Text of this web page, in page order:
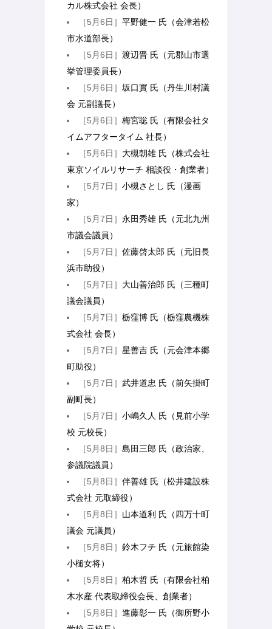
カル株式会社 会長）
［5月6日］平野健一 氏（会津若松
市水道部長）
［5月6日］渡辺晋 氏（元郡山市選
挙管理委員長）
［5月6日］坂口實 氏（丹生川村議
会 元副議長）
［5月6日］梅宮聡 氏（有限会社タ
イムアフタータイム 社長）
［5月6日］ 大槻朝雄 氏（株式会社
東京ソイルリサーチ 相談役・創業者）
［5月7日］小槻さとし 氏（漫画
家）
［5月7日］ 永田秀雄 氏（元北九州
市議会議員）
［5月7日］佐藤啓太郎 氏（元旧長
浜市助役）
［5月7日］ 大山善治郎 氏（三種町
議会議員）
［5月7日］栃窪博 氏（栃窪農機株
式会社 会長）
［5月7日］星善吉 氏（元会津本郷
町助役）
［5月7日］武井道忠 氏（前矢掛町
副町長）
［5月7日］小嶋久人 氏（見前小学
校 元校長）
［5月8日］島田三郎 氏（政治家、
参議院議員）
［5月8日］伴善雄 氏（松井建設株
式会社 元取締役）
［5月8日］ 山本道利 氏（四万十町
議会 元議員）
［5月8日］鈴木フチ 氏（元旅館染
小槌女将）
［5月8日］柏木哲 氏（有限会社柏
木水産 代表取締役会長、創業者）
［5月8日］進藤彰一 氏（御所野小